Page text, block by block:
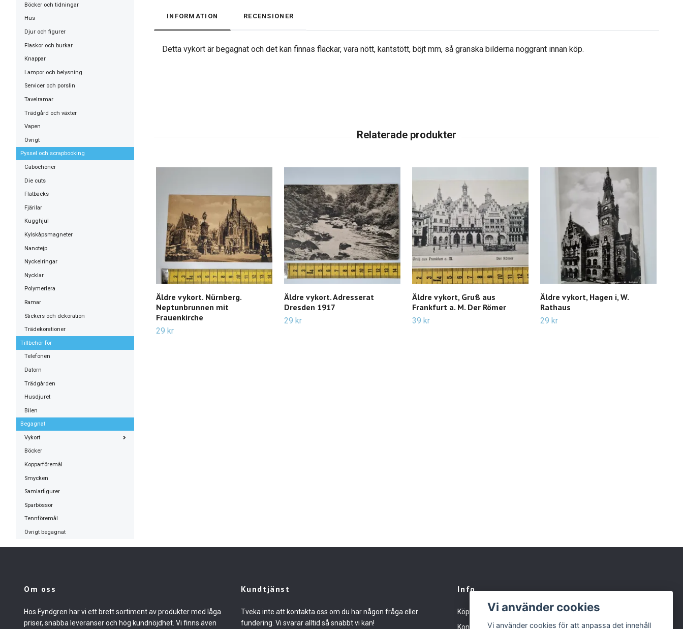
Böcker och tidningar
Hus
Djur och figurer
Flaskor och burkar
Knappar
Lampor och belysning
Servicer och porslin
Tavelramar
Trädgård och växter
Vapen
Övrigt
Pyssel och scrapbooking
Cabochoner
Die cuts
Flatbacks
Fjärilar
Kugghjul
Kylskåpsmagneter
Nanotejp
Nyckelringar
Nycklar
Polymerlera
Ramar
Stickers och dekoration
Trädekorationer
Tillbehör för
Telefonen
Datorn
Trädgården
Husdjuret
Bilen
Begagnat
Vykort
Böcker
Kopparföremål
Smycken
Samlarfigurer
Sparbössor
Tennföremål
Övrigt begagnat
INFORMATION RECENSIONER
Detta vykort är begagnat och det kan finnas fläckar, vara nött, kantstött, böjt mm, så granska bilderna noggrant innan köp.
Äldre vykort. Nürnberg.
Neptunbrunnen mit
Frauenkirche
29 kr
Äldre vykort. Adresserat
Dresden 1917
29 kr
Äldre vykort, Gruß aus
Frankfurt a. M. Der Römer
39 kr
Äldre vykort, Hagen i, W.
Rathaus
29 kr
Om oss
Hos Fyndgren har vi ett brett sortiment av produkter med låga
priser, snabba leveranser och hög kundnöjdhet. Vi finns även
Kundtjänst
Tveka inte att kontakta oss om du har någon fråga eller
fundering. Vi svarar alltid så snabbt vi kan!
Info
Köpvillkor
Kontakt
Vi använder cookies
Vi använder cookies för att anpassa det innehåll